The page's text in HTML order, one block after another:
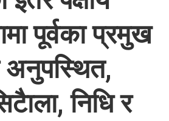
पूर्वका प्रमुख
निधि र